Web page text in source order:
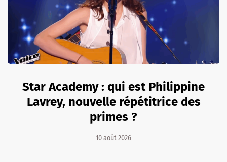
Star Academy : qui est Philippine
Lavrey, nouvelle répétitrice des
primes ?
10 août 2026